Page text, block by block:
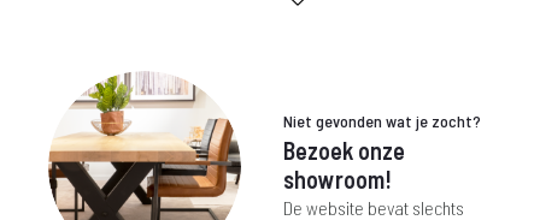
Niet gevonden wat je zocht?
Bezoek onze
showroom!
De website bevat slechts